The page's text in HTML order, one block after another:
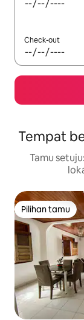
Check-out
Tempat
Tamu
Pilihan tamu
Pilihan tamu